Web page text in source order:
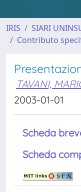
IRIS
SIARI
Contributo
TAVANI,
2003-01-01
Scheda
Scheda